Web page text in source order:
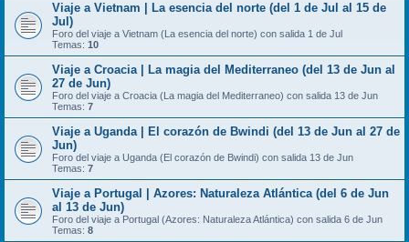
Viaje a Vietnam | La esencia del norte (del 1 de Jul al 15 de
Jul)
Foro del viaje a Vietnam (La esencia del norte) con salida 1 de Jul
Temas: 10
Viaje a Croacia | La magia del Mediterraneo (del 13 de Jun al
27 de Jun)
Foro del viaje a Croacia (La magia del Mediterraneo) con salida 13 de Jun
Temas: 7
Viaje a Uganda | El corazón de Bwindi (del 13 de Jun al 27 de
Jun)
Foro del viaje a Uganda (El corazón de Bwindi) con salida 13 de Jun
Temas: 7
Viaje a Portugal | Azores: Naturaleza Atlántica (del 6 de Jun
al 13 de Jun)
Foro del viaje a Portugal (Azores: Naturaleza Atlántica) con salida 6 de Jun
Temas: 8